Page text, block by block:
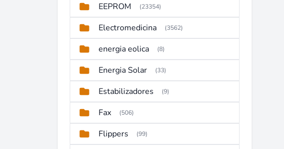
EEPROM (23354)
Electromedicina (3562)
energia eolica (8)
Energia Solar (33)
Estabilizadores (9)
Fax (506)
Flippers (99)